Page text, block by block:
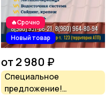
🔥Срочно
Новый товар
от 2 980 ₽
Специальное
предложение!